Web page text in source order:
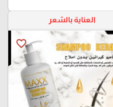
العناية بالشعر
favorite_border